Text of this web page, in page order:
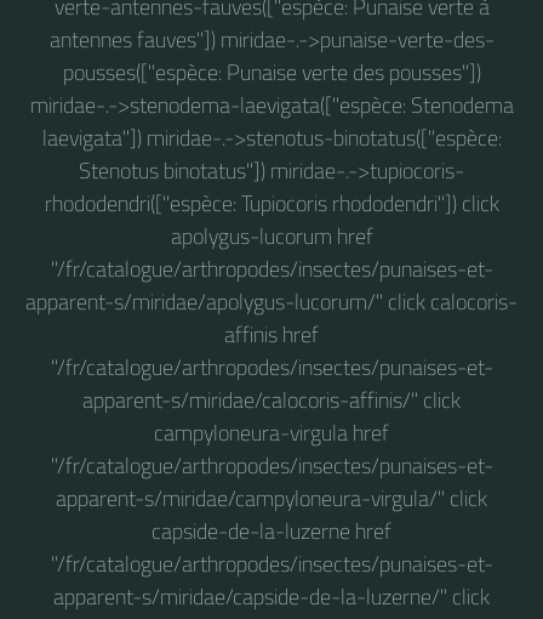
antennes fauves"]) miridae-.->punaise-verte-des-
pousses(["espèce: Punaise verte des pousses"])
miridae-.->stenodema-laevigata(["espèce: Stenodema
laevigata"]) miridae-.->stenotus-binotatus(["espèce:
Stenotus binotatus"]) miridae-.->tupiocoris-
rhododendri(["espèce: Tupiocoris rhododendri"]) click
apolygus-lucorum href
"/fr/catalogue/arthropodes/insectes/punaises-et-
apparent-s/miridae/apolygus-lucorum/" click calocoris-
affinis href
"/fr/catalogue/arthropodes/insectes/punaises-et-
apparent-s/miridae/calocoris-affinis/" click
campyloneura-virgula href
"/fr/catalogue/arthropodes/insectes/punaises-et-
apparent-s/miridae/campyloneura-virgula/" click
capside-de-la-luzerne href
"/fr/catalogue/arthropodes/insectes/punaises-et-
apparent-s/miridae/capside-de-la-luzerne/" click